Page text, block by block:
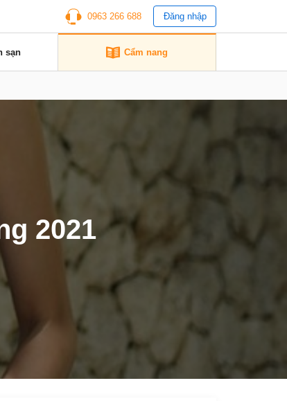
0963 266 688 Đăng nhập
sạn Cẩm nang
2021